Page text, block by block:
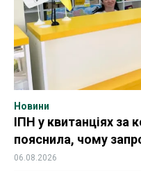
Новини
ІПН у квитанціях за
пояснила, чому
06.08.2026